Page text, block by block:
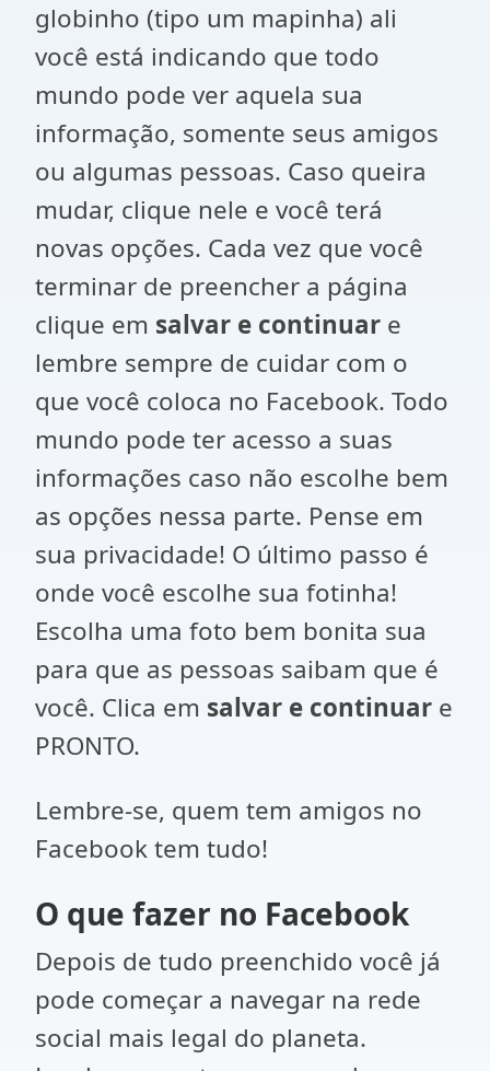
globinho (tipo um mapinha) ali
você está indicando que todo
mundo pode ver aquela sua
informação, somente seus amigos
ou algumas pessoas. Caso queira
mudar, clique nele e você terá
novas opções. Cada vez que você
terminar de preencher a página
clique em salvar e continuar e
lembre sempre de cuidar com o
que você coloca no Facebook. Todo
mundo pode ter acesso a suas
informações caso não escolhe bem
as opções nessa parte. Pense em
sua privacidade! O último passo é
onde você escolhe sua fotinha!
Escolha uma foto bem bonita sua
para que as pessoas saibam que é
você. Clica em salvar e continuar e
PRONTO.
Lembre-se, quem tem amigos no
Facebook tem tudo!
O que fazer no Facebook
Depois de tudo preenchido você já
pode começar a navegar na rede
social mais legal do planeta.